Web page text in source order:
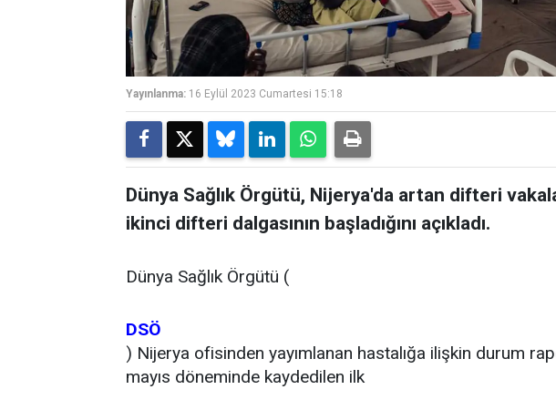
Yayınlanma: 16 Eylül 2023 Cumartesi 15:18
Dünya Sağlık Örgütü, Nijerya'da artan difteri
ikinci difteri dalgasının başladığını açıkladı.
Dünya Sağlık Örgütü (
DSÖ
) Nijerya ofisinden yayımlanan hastalığa ilişkin durum
mayıs döneminde kaydedilen ilk